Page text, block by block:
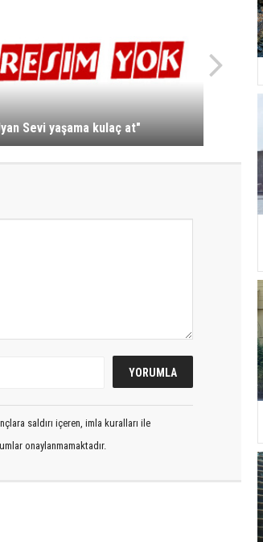
Sevi yaşama kulaç at"
saldırı içeren, imla kuralları ile
onaylanmamaktadır.